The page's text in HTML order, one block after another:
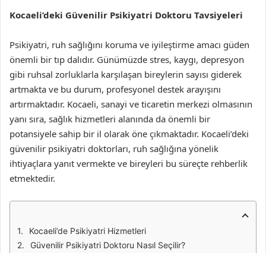
Kocaeli’deki Güvenilir Psikiyatri Doktoru Tavsiyeleri
Psikiyatri, ruh sağlığını koruma ve iyileştirme amacı güden
önemli bir tıp dalıdır. Günümüzde stres, kaygı, depresyon
gibi ruhsal zorluklarla karşılaşan bireylerin sayısı giderek
artmakta ve bu durum, profesyonel destek arayışını
artırmaktadır. Kocaeli, sanayi ve ticaretin merkezi olmasının
yanı sıra, sağlık hizmetleri alanında da önemli bir
potansiyele sahip bir il olarak öne çıkmaktadır. Kocaeli’deki
güvenilir psikiyatri doktorları, ruh sağlığına yönelik
ihtiyaçlara yanıt vermekte ve bireyleri bu süreçte rehberlik
etmektedir.
Kocaeli’de Psikiyatri Hizmetleri
Güvenilir Psikiyatri Doktoru Nasıl Seçilir?